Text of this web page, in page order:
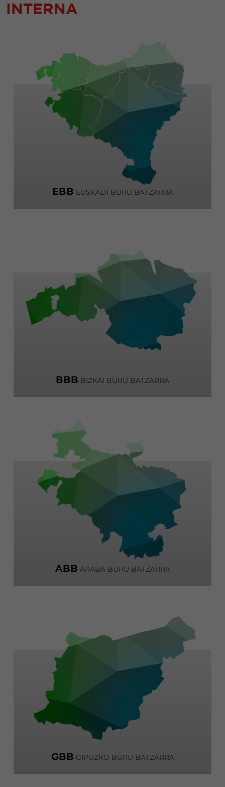
INTERNA
EBB EUSKADI BURU BATZARRA
BBB BIZKAI BURU BATZARRA
ABB ARABA BURU BATZARRA
GBB GIPUZKO BURU BATZARRA